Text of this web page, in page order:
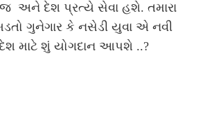
અને દેશ પ્રત્યે સેવા હશે. તમારા
ગુનેગાર કે નસેડી યુવા એ નવી
માટે શું યોગદાન આપશે ..?